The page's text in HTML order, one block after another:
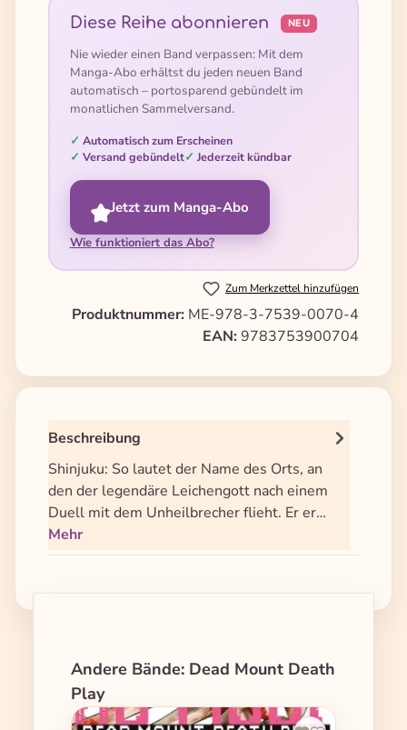
Diese Reihe abonnieren NEU
Nie wieder einen Band verpassen: Mit dem
Manga-Abo erhältst du jeden neuen Band
automatisch – portosparend gebündelt im
monatlichen Sammelversand.
Automatisch zum Erscheinen
Versand gebündelt
Jederzeit kündbar
Jetzt zum Manga-Abo
Wie funktioniert das Abo?
Zum Merkzettel hinzufügen
Produktnummer: ME-978-3-7539-0070-4
EAN: 9783753900704
Beschreibung
Shinjuku: So lautet der Name des Orts, an
den der legendäre Leichengott nach einem
Duell mit dem Unheilbrecher flieht. Er er…
Mehr
Produktgalerie überspringen
Andere Bände: Dead Mount Death
Play